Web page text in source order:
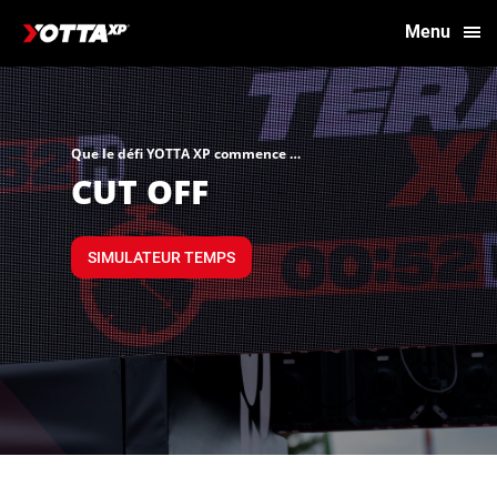
Menu
Que le défi YOTTA XP commence …
CUT OFF
SIMULATEUR TEMPS